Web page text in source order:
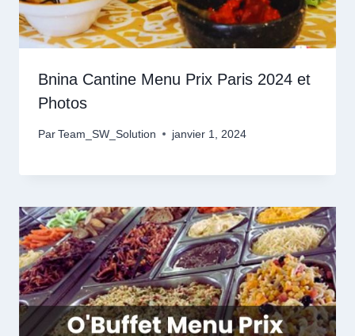
Bnina Cantine Menu Prix Paris 2024 et
Photos
Par Team_SW_Solution janvier 1, 2024